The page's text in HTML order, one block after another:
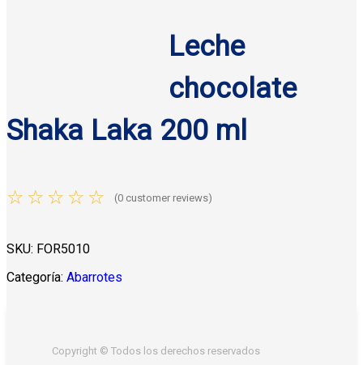
Leche
chocolate
Shaka Laka 200 ml
☆ ☆ ☆ ☆ ☆ (0 customer reviews)
SKU: FOR5010
Categoría: Abarrotes
Copyright © Todos los derechos reservados